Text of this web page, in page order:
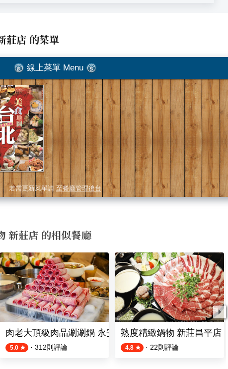
莊店 的菜單
線上菜單 Menu
若需更新菜單請 至餐廳管理後台
新莊店 的相似餐廳
三重正義店
肉老大頂級肉品涮涮鍋 永安店
5.0 · 312則評論
熟度精緻鍋物 新莊昌平店
4.8 · 22則評論